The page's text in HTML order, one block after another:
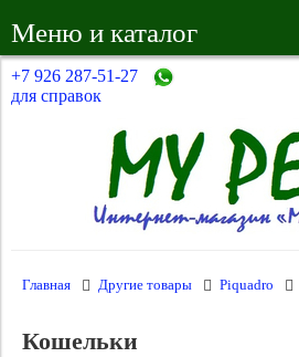
Меню и каталог
+7 926 287-51-27
для справок
Главная Другие товары Piquadro
Кошельки